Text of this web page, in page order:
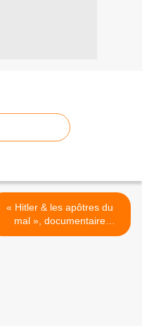
« Hitler & les apôtres du
mal », documentaire
évenement diffusé le 30